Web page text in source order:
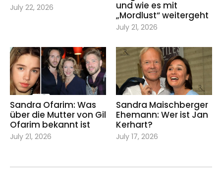
July 22, 2026
und wie es mit
„Mordlust“ weitergeht
July 21, 2026
Sandra Ofarim: Was
über die Mutter von Gil
Ofarim bekannt ist
July 21, 2026
Sandra Maischberger
Ehemann: Wer ist Jan
Kerhart?
July 17, 2026